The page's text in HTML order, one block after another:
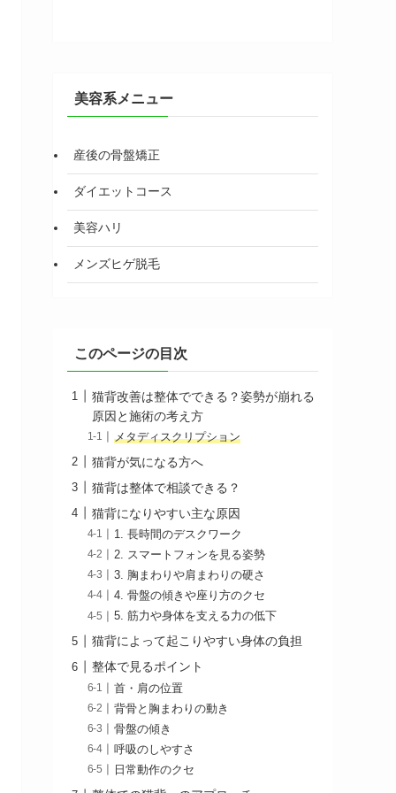
美容系メニュー
産後の骨盤矯正
ダイエットコース
美容ハリ
メンズヒゲ脱毛
このページの目次
猫背改善は整体でできる？姿勢が崩れる
原因と施術の考え方
メタディスクリプション
猫背が気になる方へ
猫背は整体で相談できる？
猫背になりやすい主な原因
1. 長時間のデスクワーク
2. スマートフォンを見る姿勢
3. 胸まわりや肩まわりの硬さ
4. 骨盤の傾きや座り方のクセ
5. 筋力や身体を支える力の低下
猫背によって起こりやすい身体の負担
整体で見るポイント
首・肩の位置
背骨と胸まわりの動き
骨盤の傾き
呼吸のしやすさ
日常動作のクセ